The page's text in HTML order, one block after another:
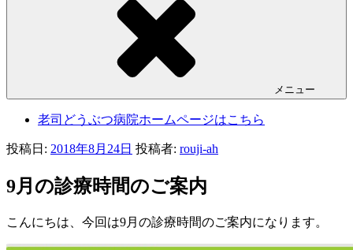
メニュー
老司どうぶつ病院ホームページはこちら
投稿日: 2018年8月24日 投稿者: rouji-ah
9月の診療時間のご案内
こんにちは、今回は9月の診療時間のご案内になります。